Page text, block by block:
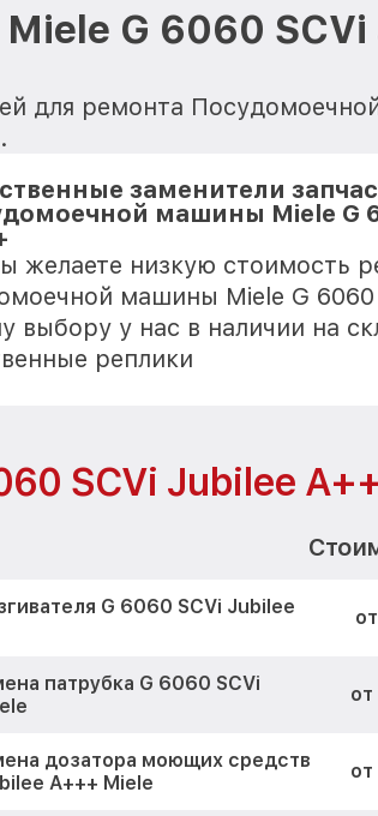
G 6060 SCVi
для ремонта
заменители
машины Miele G
желаете низкую стоимость
машины Miele G
выбору у нас в наличии на
реплики
SCVi Jubilee
G 6060 SCVi Jubilee
патрубка G 6060 SCVi
дозатора моющих средств
A+++ Miele